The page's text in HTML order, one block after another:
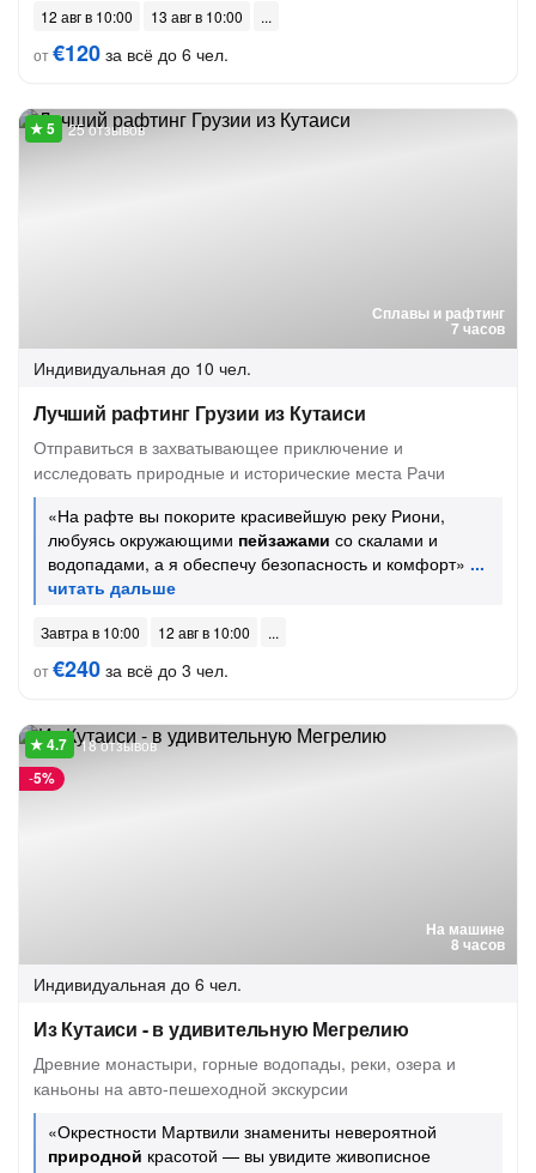
12 авг в 10:00
13 авг в 10:00
от€120 за всё до 6 чел.
Сплавы и рафтинг
7 часов
25 отзывов
Индивидуальная до 10 чел.
Лучший рафтинг Грузии из Кутаиси
Отправиться в захватывающее приключение и
исследовать природные и исторические места Рачи
«На рафте вы покорите красивейшую реку Риони,
любуясь окружающими пейзажами со скалами и
водопадами, а я обеспечу безопасность и комфорт»
Завтра в 10:00
12 авг в 10:00
от€240 за всё до 3 чел.
На машине
8 часов
-5%
18 отзывов
Индивидуальная до 6 чел.
Из Кутаиси - в удивительную Мегрелию
Древние монастыри, горные водопады, реки, озера и
каньоны на авто-пешеходной экскурсии
«Окрестности Мартвили знамениты невероятной
природной красотой — вы увидите живописное